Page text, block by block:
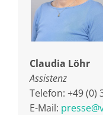
Claudia Löhr
Assistenz
Telefon: +49 (0)
E-Mail: